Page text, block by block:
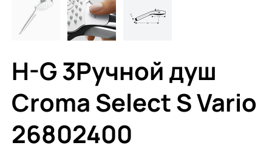
H-G 3Ручной душ
Croma Select S Vario
26802400